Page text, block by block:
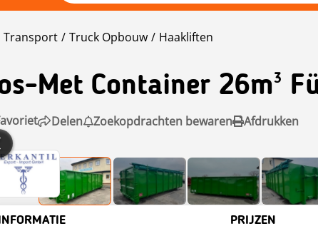
Transport Truck Opbouw Haakliften
Met Container 26m³
Delen Zoekopdrachten bewaren Afdrukken
PRIJZEN